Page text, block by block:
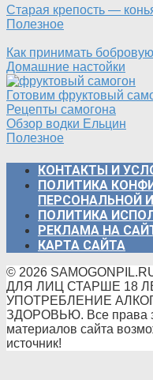
Старая крепость —
Полезное
Как принимать
Домашние настойки
Готовим фруктовый
Рецепты самогона
Обзор водки Ельцин
Полезное
КОНТАКТЫ И
ПОЛИТИКА
ПЕРСОНАЛЬНОЙ
ПОЛИТИКА
РЕКЛАМА НА
КАРТА САЙТА
© 2026
ДЛЯ ЛИЦ СТАРШЕ 18
УПОТРЕБЛЕНИЕ
ЗДОРОВЬЮ. Все права
материалов сайта
источник!